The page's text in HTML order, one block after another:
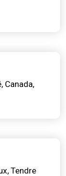
Canada
Tendre